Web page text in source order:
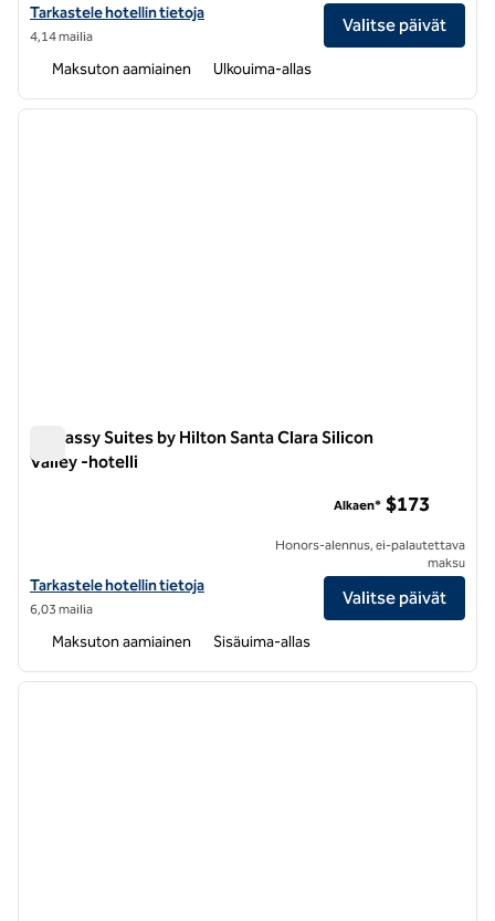
Katso Homewood Suites by Hilton San Jose Airport-Silicon Valley -
Tarkastele hotellin tietoja
4,14 mailia
Valitse päivät
Maksuton aamiainen Ulkouima-allas
1/12
Embassy Suites by Hilton Santa Clara Silicon
Valley -hotelli
Katso Embassy Suites by Hilton Santa Clara Silicon Valley -hotellien
Tarkastele hotellin tietoja
6,03 mailia
Alkaen* $173
Honors-alennus, ei-palautettava
maksu
Valitse päivät
Maksuton aamiainen Sisäuima-allas
1/12